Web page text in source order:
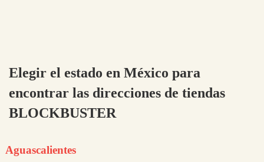
Elegir el estado en México para
encontrar las direcciones de tiendas
BLOCKBUSTER
Aguascalientes